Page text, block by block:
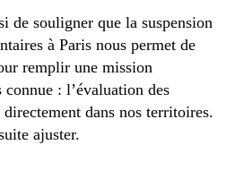
de souligner que la suspension
à Paris nous permet de
remplir une mission
: l’évaluation des
dans nos territoires.
ajuster.